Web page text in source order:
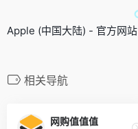
Apple (中国大陆) - 官方网站
相关导航
网购值值值